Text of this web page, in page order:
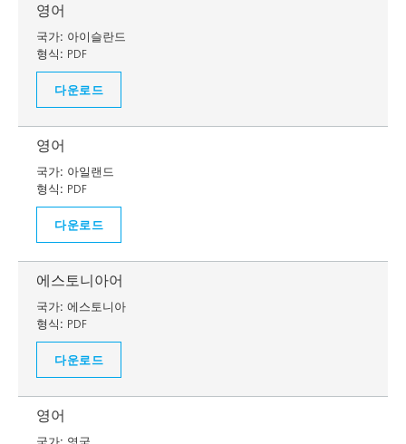
영어
국가: 아이슬란드
형식: PDF
다운로드
영어
국가: 아일랜드
형식: PDF
다운로드
에스토니아어
국가: 에스토니아
형식: PDF
다운로드
영어